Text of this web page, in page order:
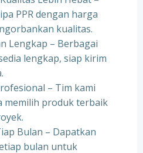
PPR dengan harga
kualitas.
Lengkap – Berbagai
lengkap, siap kirim
– Tim kami
memilih produk terbaik
Bulan – Dapatkan
bulan untuk